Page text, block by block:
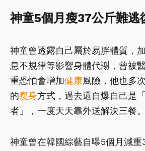
神童5個月瘦37公斤難逃
神童曾透露自己屬於易胖體質，
息不規律等影響身體代謝，曾被
重恐怕會增加健康風險，他也多
的瘦身方式，過去還自爆自己是
者」，一度天天靠外送解決三餐。
神童曾在韓國綜藝自曝5個月減